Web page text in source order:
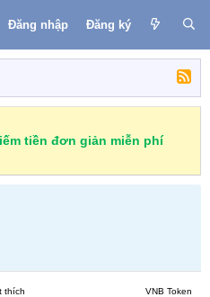
Đăng nhập Đăng ký
tiền đơn giản miễn phí
thích VNB Token